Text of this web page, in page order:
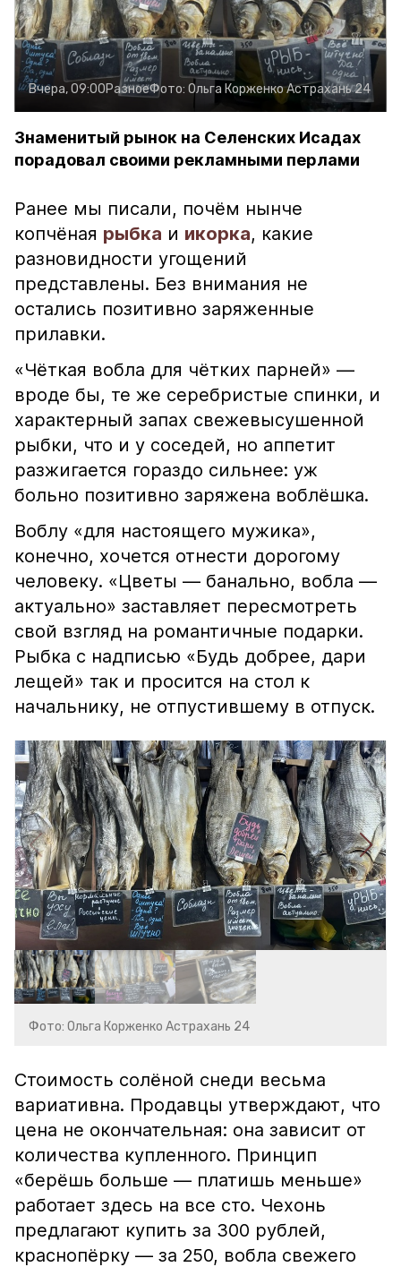
Вчера, 09:00РазноеФото: Ольга КорженкоАстрахань 24
Знаменитый рынок на Селенских Исадах
порадовал своими рекламными перлами
Ранее мы писали, почём нынче
копчёная рыбка и икорка, какие
разновидности угощений
представлены. Без внимания не
остались позитивно заряженные
прилавки.
«Чёткая вобла для чётких парней» —
вроде бы, те же серебристые спинки, и
характерный запах свежевысушенной
рыбки, что и у соседей, но аппетит
разжигается гораздо сильнее: уж
больно позитивно заряжена воблёшка.
Воблу «для настоящего мужика»,
конечно, хочется отнести дорогому
человеку. «Цветы — банально, вобла —
актуально» заставляет пересмотреть
свой взгляд на романтичные подарки.
Рыбка с надписью «Будь добрее, дари
лещей» так и просится на стол к
начальнику, не отпустившему в отпуск.
Фото: Ольга Корженко Астрахань 24
Стоимость солёной снеди весьма
вариативна. Продавцы утверждают, что
цена не окончательная: она зависит от
количества купленного. Принцип
«берёшь больше — платишь меньше»
работает здесь на все сто. Чехонь
предлагают купить за 300 рублей,
краснопёрку — за 250, вобла свежего